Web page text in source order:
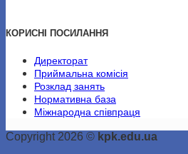
КОРИСНІ ПОСИЛАННЯ
Директорат
Приймальна комісія
Розклад занять
Нормативна база
Міжнародна співпраця
Copyright 2026 © kpk.edu.ua